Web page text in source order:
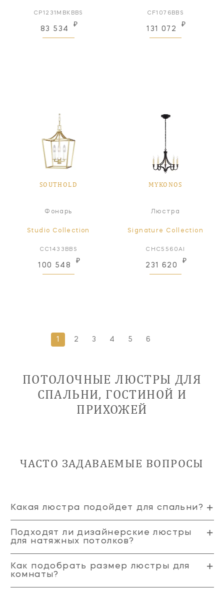
CP1231MBKBBS
83 534
₽
CF1076BBS
131 072
₽
SOUTHOLD
Фонарь
Studio Collection
CC1433BBS
100 548
₽
MYKONOS
Люстра
Signature Collection
CHC5560AI
231 620
₽
1 2 3 4 5 6
ПОТОЛОЧНЫЕ ЛЮСТРЫ ДЛЯ
СПАЛЬНИ, ГОСТИНОЙ И
ПРИХОЖЕЙ
ЧАСТО ЗАДАВАЕМЫЕ ВОПРОСЫ
Какая люстра подойдет для спальни?
Подходят ли дизайнерские люстры
для натяжных потолков?
Как подобрать размер люстры для
комнаты?